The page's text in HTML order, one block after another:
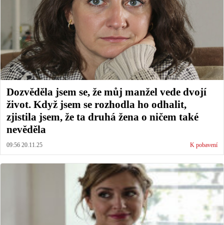
Dozvěděla jsem se, že můj manžel vede dvojí
život. Když jsem se rozhodla ho odhalit,
zjistila jsem, že ta druhá žena o ničem také
nevěděla
09:56 20.11.25 K pobavení